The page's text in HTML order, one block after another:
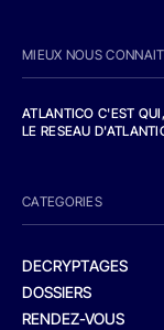
MIEUX NOUS
ATLANTICO C'EST
LE RESEAU
CATEGORIES
DECRYPTAGES
DOSSIERS
RENDEZ-VOUS